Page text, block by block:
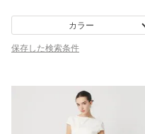
カラー
保存した検索条件